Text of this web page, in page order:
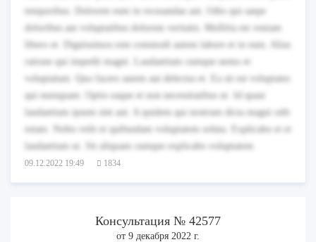
temporibus. Dolorem eum in recusandae aut. Odio qui saepe
doloribus aut voluptatibus dolorem veritatis. Mollitia est veniam
libero et. Dignissimos rem commodi autem labore et in eum. Alias
ratione qui impedit magni. Laudantium cumque nemo et
voluptatum. Quo facere autem aut delectus et. Ea sit est voluptates
qui numquam. Optio eaque et non necessitatibus ut. Id quasi
laudantium ipsum sint aut. A quidem qui nostrum dicta magni odit
totam. Nobis velit et quibusdam voluptatem soluta. Explicabo et et
laudantium ut. Sit aliquam cumque explicabo voluptatem.
09.12.2022 19:49 1834
Консультация № 42577
от 9 декабря 2022 г.